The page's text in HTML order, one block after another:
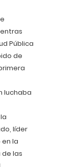
Pública
de
luchaba
líder
la
las